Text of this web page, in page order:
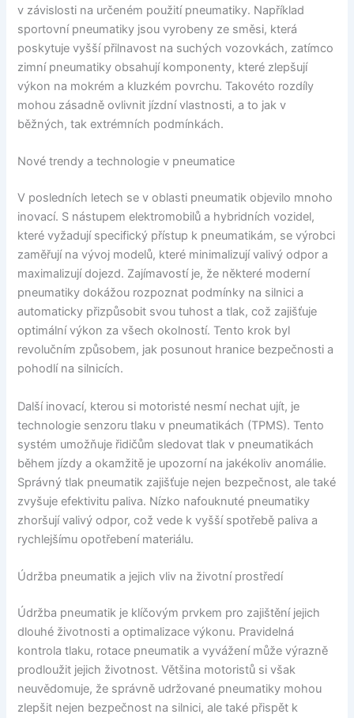
v závislosti na určeném použití pneumatiky. Například
sportovní pneumatiky jsou vyrobeny ze směsi, která
poskytuje vyšší přilnavost na suchých vozovkách, zatímco
zimní pneumatiky obsahují komponenty, které zlepšují
výkon na mokrém a kluzkém povrchu. Takovéto rozdíly
mohou zásadně ovlivnit jízdní vlastnosti, a to jak v
běžných, tak extrémních podmínkách.
Nové trendy a technologie v pneumatice
V posledních letech se v oblasti pneumatik objevilo mnoho
inovací. S nástupem elektromobilů a hybridních vozidel,
které vyžadují specifický přístup k pneumatikám, se výrobci
zaměřují na vývoj modelů, které minimalizují valivý odpor a
maximalizují dojezd. Zajímavostí je, že některé moderní
pneumatiky dokážou rozpoznat podmínky na silnici a
automaticky přizpůsobit svou tuhost a tlak, což zajišťuje
optimální výkon za všech okolností. Tento krok byl
revolučním způsobem, jak posunout hranice bezpečnosti a
pohodlí na silnicích.
Další inovací, kterou si motoristé nesmí nechat ujít, je
technologie senzoru tlaku v pneumatikách (TPMS). Tento
systém umožňuje řidičům sledovat tlak v pneumatikách
během jízdy a okamžitě je upozorní na jakékoliv anomálie.
Správný tlak pneumatik zajišťuje nejen bezpečnost, ale také
zvyšuje efektivitu paliva. Nízko nafouknuté pneumatiky
zhoršují valivý odpor, což vede k vyšší spotřebě paliva a
rychlejšímu opotřebení materiálu.
Údržba pneumatik a jejich vliv na životní prostředí
Údržba pneumatik je klíčovým prvkem pro zajištění jejich
dlouhé životnosti a optimalizace výkonu. Pravidelná
kontrola tlaku, rotace pneumatik a vyvážení může výrazně
prodloužit jejich životnost. Většina motoristů si však
neuvědomuje, že správně udržované pneumatiky mohou
zlepšit nejen bezpečnost na silnici, ale také přispět k